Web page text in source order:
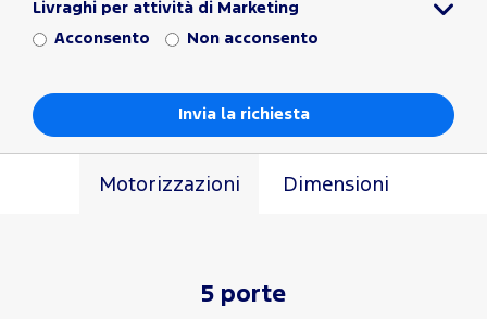
Livraghi per attività di Marketing
Acconsento Non acconsento
Motorizzazioni Dimensioni
5 porte